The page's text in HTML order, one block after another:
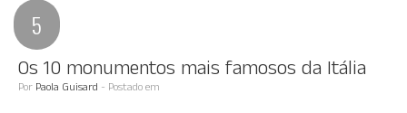
Os 10 monumentos mais famosos da Itália
Por Paola Guisard - Postado em